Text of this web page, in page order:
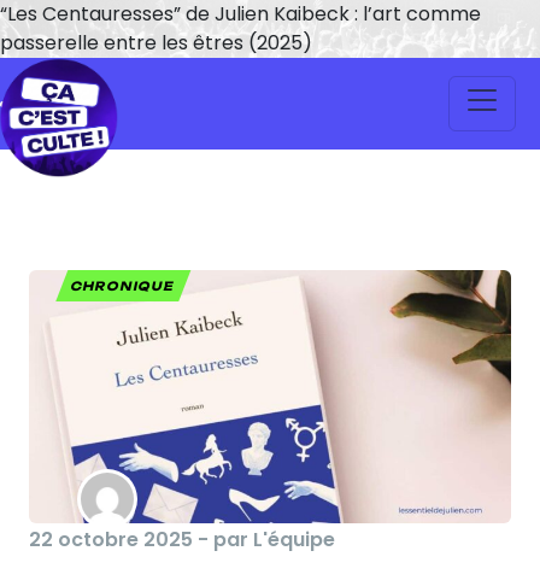
“Les Centauresses” de Julien Kaibeck : l’art comme
passerelle entre les êtres (2025)
CHRONIQUE
22 octobre 2025 - par L'équipe